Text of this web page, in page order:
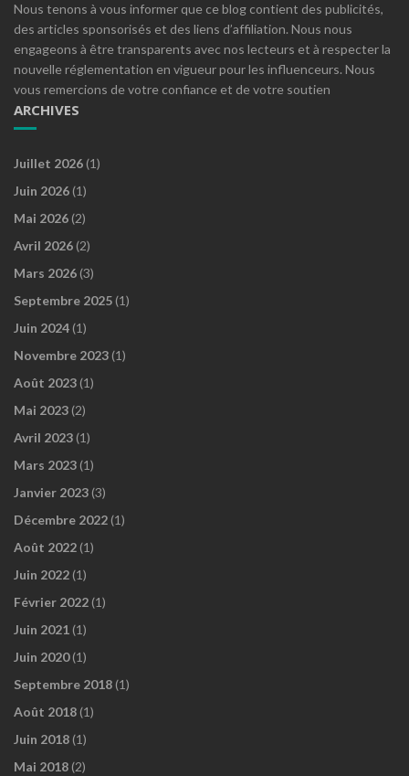
Nous tenons à vous informer que ce blog contient des publicités,
des articles sponsorisés et des liens d’affiliation. Nous nous
engageons à être transparents avec nos lecteurs et à respecter la
nouvelle réglementation en vigueur pour les influenceurs. Nous
vous remercions de votre confiance et de votre soutien
ARCHIVES
Juillet 2026 (1)
Juin 2026 (1)
Mai 2026 (2)
Avril 2026 (2)
Mars 2026 (3)
Septembre 2025 (1)
Juin 2024 (1)
Novembre 2023 (1)
Août 2023 (1)
Mai 2023 (2)
Avril 2023 (1)
Mars 2023 (1)
Janvier 2023 (3)
Décembre 2022 (1)
Août 2022 (1)
Juin 2022 (1)
Février 2022 (1)
Juin 2021 (1)
Juin 2020(1)
Septembre 2018 (1)
Août 2018 (1)
Juin 2018 (1)
Mai 2018 (2)